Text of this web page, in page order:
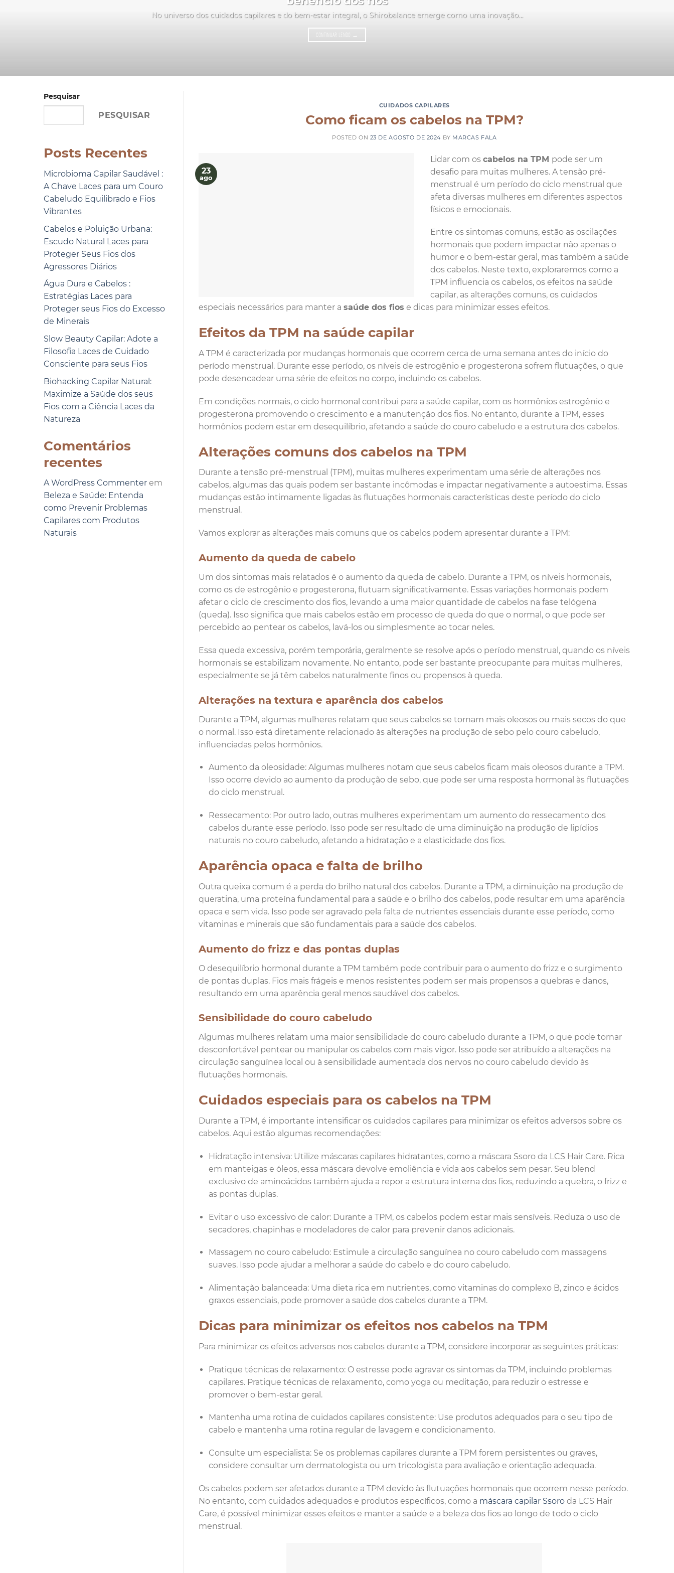
No universo dos cuidados capilares e do bem-estar integral, o Shirobalance emerge como uma inovação...
CONTINUAR LENDO →
Pesquisar
PESQUISAR
Posts Recentes
Microbioma Capilar Saudável :
A Chave Laces para um Couro
Cabeludo Equilibrado e Fios
Vibrantes
Cabelos e Poluição Urbana:
Escudo Natural Laces para
Proteger Seus Fios dos
Agressores Diários
Água Dura e Cabelos :
Estratégias Laces para
Proteger seus Fios do Excesso
de Minerais
Slow Beauty Capilar: Adote a
Filosofia Laces de Cuidado
Consciente para seus Fios
Biohacking Capilar Natural:
Maximize a Saúde dos seus
Fios com a Ciência Laces da
Natureza
Comentários
recentes
A WordPress Commenter em
Beleza e Saúde: Entenda
como Prevenir Problemas
Capilares com Produtos
Naturais
CUIDADOS CAPILARES
Como ficam os cabelos na TPM?
POSTED ON 23 DE AGOSTO DE 2024 BY MARCAS FALA
23
ago
Lidar com oscabelos na TPM pode ser um
desafio para muitas mulheres. A tensão pré-
menstrual é um período do ciclo menstrual que
afeta diversas mulheres em diferentes aspectos
físicos e emocionais.
Entre os sintomas comuns, estão as oscilações
hormonais que podem impactar não apenas o
humor e o bem-estar geral, mas também a saúde
dos cabelos. Neste texto, exploraremos como a
TPM influencia os cabelos, os efeitos na saúde
capilar, as alterações comuns, os cuidados
especiais necessários para manter a saúde dos fios e dicas para minimizar esses efeitos.
Efeitos da TPM na saúde capilar
A TPM é caracterizada por mudanças hormonais que ocorrem cerca de uma semana antes do início do
período menstrual. Durante esse período, os níveis de estrogênio e progesterona sofrem flutuações, o que
pode desencadear uma série de efeitos no corpo, incluindo os cabelos.
Em condições normais, o ciclo hormonal contribui para a saúde capilar, com os hormônios estrogênio e
progesterona promovendo o crescimento e a manutenção dos fios. No entanto, durante a TPM, esses
hormônios podem estar em desequilíbrio, afetando a saúde do couro cabeludo e a estrutura dos cabelos.
Alterações comuns dos cabelos na TPM
Durante a tensão pré-menstrual (TPM), muitas mulheres experimentam uma série de alterações nos
cabelos, algumas das quais podem ser bastante incômodas e impactar negativamente a autoestima. Essas
mudanças estão intimamente ligadas às flutuações hormonais características deste período do ciclo
menstrual.
Vamos explorar as alterações mais comuns que os cabelos podem apresentar durante a TPM:
Aumento da queda de cabelo
Um dos sintomas mais relatados é o aumento da queda de cabelo. Durante a TPM, os níveis hormonais,
como os de estrogênio e progesterona, flutuam significativamente. Essas variações hormonais podem
afetar o ciclo de crescimento dos fios, levando a uma maior quantidade de cabelos na fase telógena
(queda). Isso significa que mais cabelos estão em processo de queda do que o normal, o que pode ser
percebido ao pentear os cabelos, lavá-los ou simplesmente ao tocar neles.
Essa queda excessiva, porém temporária, geralmente se resolve após o período menstrual, quando os níveis
hormonais se estabilizam novamente. No entanto, pode ser bastante preocupante para muitas mulheres,
especialmente se já têm cabelos naturalmente finos ou propensos à queda.
Alterações na textura e aparência dos cabelos
Durante a TPM, algumas mulheres relatam que seus cabelos se tornam mais oleosos ou mais secos do que
o normal. Isso está diretamente relacionado às alterações na produção de sebo pelo couro cabeludo,
influenciadas pelos hormônios.
Aumento da oleosidade: Algumas mulheres notam que seus cabelos ficam mais oleosos durante a TPM.
Isso ocorre devido ao aumento da produção de sebo, que pode ser uma resposta hormonal às flutuações
do ciclo menstrual.
Ressecamento: Por outro lado, outras mulheres experimentam um aumento do ressecamento dos
cabelos durante esse período. Isso pode ser resultado de uma diminuição na produção de lipídios
naturais no couro cabeludo, afetando a hidratação e a elasticidade dos fios.
Aparência opaca e falta de brilho
Outra queixa comum é a perda do brilho natural dos cabelos. Durante a TPM, a diminuição na produção de
queratina, uma proteína fundamental para a saúde e o brilho dos cabelos, pode resultar em uma aparência
opaca e sem vida. Isso pode ser agravado pela falta de nutrientes essenciais durante esse período, como
vitaminas e minerais que são fundamentais para a saúde dos cabelos.
Aumento do frizz e das pontas duplas
O desequilíbrio hormonal durante a TPM também pode contribuir para o aumento do frizz e o surgimento
de pontas duplas. Fios mais frágeis e menos resistentes podem ser mais propensos a quebras e danos,
resultando em uma aparência geral menos saudável dos cabelos.
Sensibilidade do couro cabeludo
Algumas mulheres relatam uma maior sensibilidade do couro cabeludo durante a TPM, o que pode tornar
desconfortável pentear ou manipular os cabelos com mais vigor. Isso pode ser atribuído a alterações na
circulação sanguínea local ou à sensibilidade aumentada dos nervos no couro cabeludo devido às
flutuações hormonais.
Cuidados especiais para os cabelos na TPM
Durante a TPM, é importante intensificar os cuidados capilares para minimizar os efeitos adversos sobre os
cabelos. Aqui estão algumas recomendações:
Hidratação intensiva: Utilize máscaras capilares hidratantes, como a máscara Ssoro da LCS Hair Care. Rica
em manteigas e óleos, essa máscara devolve emoliência e vida aos cabelos sem pesar. Seu blend
exclusivo de aminoácidos também ajuda a repor a estrutura interna dos fios, reduzindo a quebra, o frizz e
as pontas duplas.
Evitar o uso excessivo de calor: Durante a TPM, os cabelos podem estar mais sensíveis. Reduza o uso de
secadores, chapinhas e modeladores de calor para prevenir danos adicionais.
Massagem no couro cabeludo: Estimule a circulação sanguínea no couro cabeludo com massagens
suaves. Isso pode ajudar a melhorar a saúde do cabelo e do couro cabeludo.
Alimentação balanceada: Uma dieta rica em nutrientes, como vitaminas do complexo B, zinco e ácidos
graxos essenciais, pode promover a saúde dos cabelos durante a TPM.
Dicas para minimizar os efeitos nos cabelos na TPM
Para minimizar os efeitos adversos nos cabelos durante a TPM, considere incorporar as seguintes práticas:
Pratique técnicas de relaxamento: O estresse pode agravar os sintomas da TPM, incluindo problemas
capilares. Pratique técnicas de relaxamento, como yoga ou meditação, para reduzir o estresse e
promover o bem-estar geral.
Mantenha uma rotina de cuidados capilares consistente: Use produtos adequados para o seu tipo de
cabelo e mantenha uma rotina regular de lavagem e condicionamento.
Consulte um especialista: Se os problemas capilares durante a TPM forem persistentes ou graves,
considere consultar um dermatologista ou um tricologista para avaliação e orientação adequada.
Os cabelos podem ser afetados durante a TPM devido às flutuações hormonais que ocorrem nesse período.
No entanto, com cuidados adequados e produtos específicos, como a máscara capilar Ssoroda LCS Hair
Care, é possível minimizar esses efeitos e manter a saúde e a beleza dos fios ao longo de todo o ciclo
menstrual.